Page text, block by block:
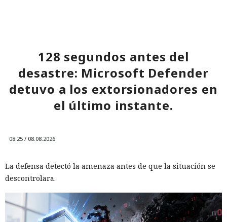
128 segundos antes del
desastre: Microsoft Defender
detuvo a los extorsionadores en
el último instante.
08:25 / 08.08.2026
La defensa detectó la amenaza antes de que la situación se
descontrolara.